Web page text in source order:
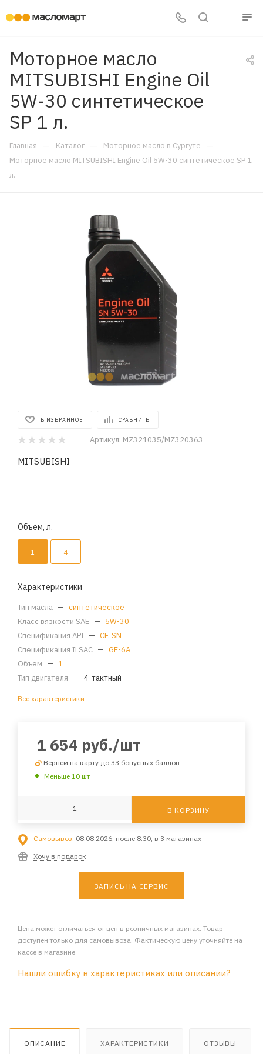
Моторное масло
MITSUBISHI Engine Oil
5W-30 синтетическое
SP 1 л.
Главная — Каталог — Моторное масло в Сургуте —
Моторное масло MITSUBISHI Engine Oil 5W-30 синтетическое SP 1
л.
В ИЗБРАННОЕ СРАВНИТЬ
Артикул: MZ321035/MZ320363
MITSUBISHI
Объем, л.
1 4
Характеристики
Тип масла — синтетическое
Класс вязкости SAE — 5W-30
Спецификация API — CF, SN
Спецификация ILSAC — GF-6A
Объем — 1
Тип двигателя — 4-тактный
Все характеристики
1 654 руб./шт
Вернем на карту до 33 бонусных баллов
Меньше 10 шт
В КОРЗИНУ
Самовывоз: 08.08.2026, после 8:30, в 3 магазинах
Хочу в подарок
ЗАПИСЬ НА СЕРВИС
Цена может отличаться от цен в розничных магазинах. Товар
доступен только для самовывоза. Фактическую цену уточняйте на
кассе в магазине
Нашли ошибку в характеристиках или описании?
ОПИСАНИЕ ХАРАКТЕРИСТИКИ ОТЗЫВЫ